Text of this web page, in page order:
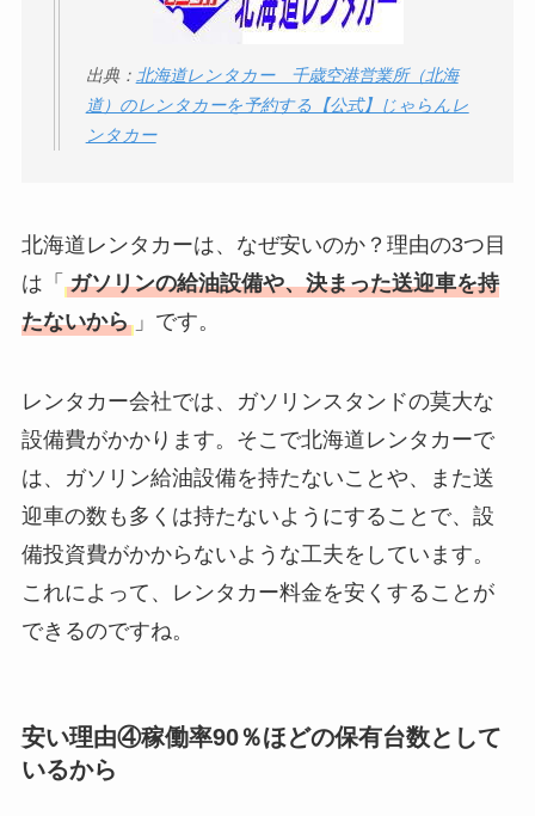
出典： 北海道レンタカー 千歳空港営業所（北海
道）のレンタカーを予約する【公式】じゃらんレ
ンタカー
北海道レンタカーは、なぜ安いのか？理由の3つ目
は「 ガソリンの給油設備や、決まった送迎車を持
たないから 」です。
レンタカー会社では、ガソリンスタンドの莫大な
設備費がかかります。そこで北海道レンタカーで
は、ガソリン給油設備を持たないことや、また送
迎車の数も多くは持たないようにすることで、設
備投資費がかからないような工夫をしています。
これによって、レンタカー料金を安くすることが
できるのですね。
安い理由④稼働率90％ほどの保有台数として
いるから